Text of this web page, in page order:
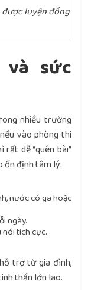
được luyện đồng
sức
nhiều trường
vào phòng thi
dễ “quên bài”
ổn định tâm lý:
nước có ga hoặc
ngày.
nói tích cực.
trợ từ gia đình,
thần lớn lao.